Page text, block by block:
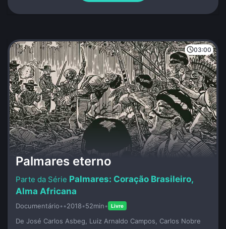
03:00
Palmares eterno
Palmares: Coração Brasileiro,
Alma Africana
Documentário••2018•52min• Livre
De José Carlos Asbeg, Luiz Arnaldo Campos, Carlos Nobre